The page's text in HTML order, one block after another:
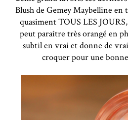
Blush de Gemey Maybelline en
quasiment TOUS LES
peut paraître très orangé en
subtil en vrai et donne de
croquer pour une